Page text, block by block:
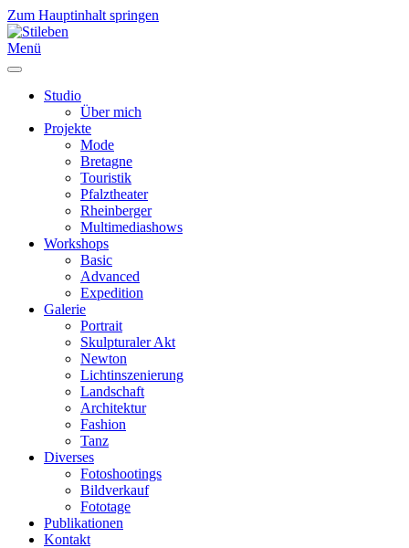
Zum Hauptinhalt springen
Menü
Studio
Über mich
Projekte
Mode
Bretagne
Touristik
Pfalztheater
Rheinberger
Multimediashows
Workshops
Basic
Advanced
Expedition
Galerie
Portrait
Skulpturaler Akt
Newton
Lichtinszenierung
Landschaft
Architektur
Fashion
Tanz
Diverses
Fotoshootings
Bildverkauf
Fototage
Publikationen
Kontakt